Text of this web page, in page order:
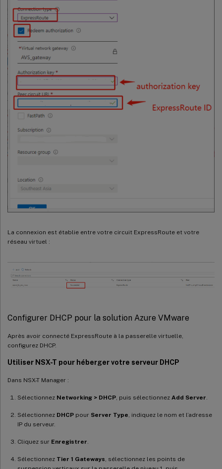
La connexion est établie entre votre circuit ExpressRoute et votre
réseau virtuel :
Configurer DHCP pour la solution Azure VMware
Après avoir connecté ExpressRoute à la passerelle virtuelle,
configurez DHCP.
Utiliser NSX-T pour héberger votre serveur DHCP
Dans NSX-T Manager :
Sélectionnez Networking > DHCP, puis sélectionnez Add Server.
Sélectionnez DHCP pour Server Type, indiquez le nom et l’adresse
IP du serveur.
Cliquez sur Enregistrer.
Sélectionnez Tier 1 Gateways, sélectionnez les points de